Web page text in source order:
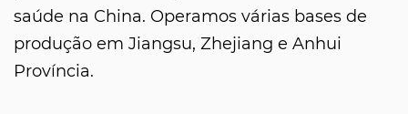
saúde na China. Operamos várias bases de
produção em Jiangsu, Zhejiang e Anhui
Província.